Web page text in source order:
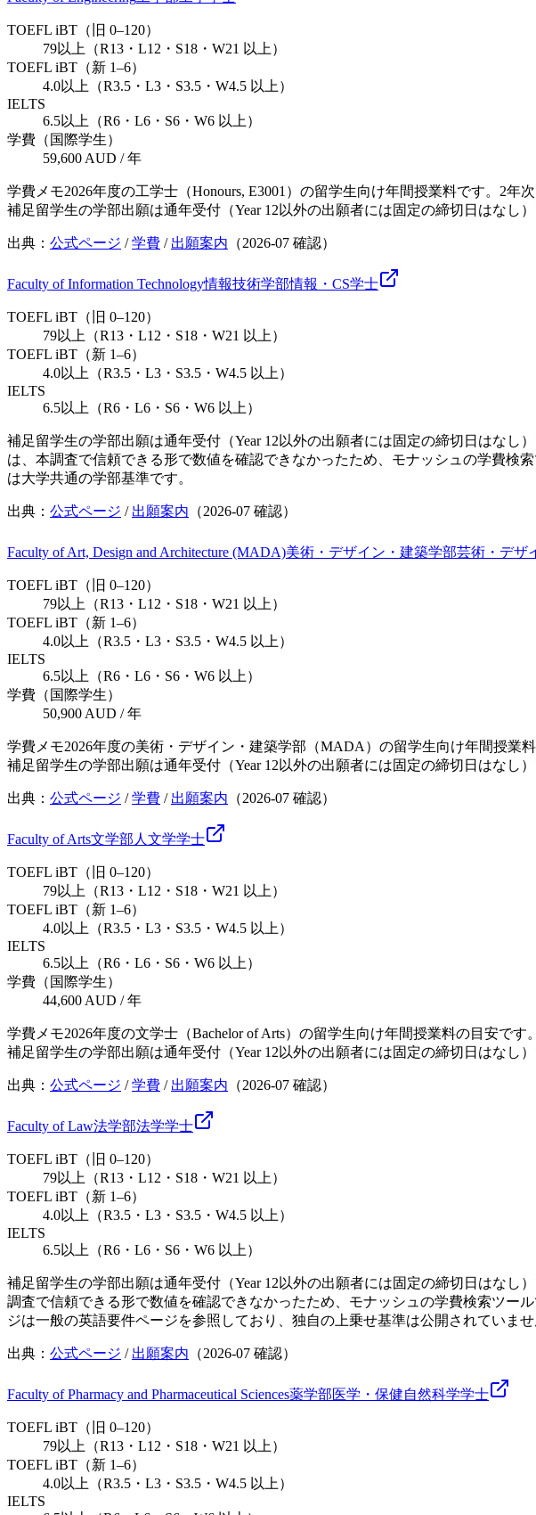
TOEFL iBT（旧 0–120）
79以上（R13・L12・S18・W21 以上）
TOEFL iBT（新 1–6）
4.0以上（R3.5・L3・S3.5・W4.5 以上）
IELTS
6.5以上（R6・L6・S6・W6 以上）
学費（国際学生）
59,600 AUD / 年
学費メモ2026年度の工学士（Honours, E3001）の留学生向け年間授業料です。2年
補足留学生の学部出願は通年受付（Year 12以外の出願者には固定の締切日はなし
出典： 公式ページ /学費 / 出願案内 （2026-07 確認）
Faculty of Information Technology情報技術学部情報・CS学士
TOEFL iBT（旧 0–120）
79以上（R13・L12・S18・W21 以上）
TOEFL iBT（新 1–6）
4.0以上（R3.5・L3・S3.5・W4.5 以上）
IELTS
6.5以上（R6・L6・S6・W6 以上）
補足留学生の学部出願は通年受付（Year 12以外の出願者には固定の締切日はな
は、本調査で信頼できる形で数値を確認できなかったため、モナッシュの学費検
は大学共通の学部基準です。
出典： 公式ページ / 出願案内 （2026-07 確認）
Faculty of Art, Design and Architecture (MADA)美術・デザイン・建築学部芸術・デザ
TOEFL iBT（旧 0–120）
79以上（R13・L12・S18・W21 以上）
TOEFL iBT（新 1–6）
4.0以上（R3.5・L3・S3.5・W4.5 以上）
IELTS
6.5以上（R6・L6・S6・W6 以上）
学費（国際学生）
50,900 AUD / 年
学費メモ2026年度の美術・デザイン・建築学部（MADA）の留学生向け年間授業
補足留学生の学部出願は通年受付（Year 12以外の出願者には固定の締切日はなし
出典： 公式ページ /学費 / 出願案内 （2026-07 確認）
Faculty of Arts文学部 人文学学士
TOEFL iBT（旧 0–120）
79以上（R13・L12・S18・W21 以上）
TOEFL iBT（新 1–6）
4.0以上（R3.5・L3・S3.5・W4.5 以上）
IELTS
6.5以上（R6・L6・S6・W6 以上）
学費（国際学生）
44,600 AUD / 年
学費メモ2026年度の文学士（Bachelor of Arts）の留学生向け年間授業料の目安で
補足留学生の学部出願は通年受付（Year 12以外の出願者には固定の締切日はなし
出典： 公式ページ /学費 / 出願案内 （2026-07 確認）
Faculty of Law法学部法学学士
TOEFL iBT（旧 0–120）
79以上（R13・L12・S18・W21 以上）
TOEFL iBT（新 1–6）
4.0以上（R3.5・L3・S3.5・W4.5 以上）
IELTS
6.5以上（R6・L6・S6・W6 以上）
補足留学生の学部出願は通年受付（Year 12以外の出願者には固定の締切日はな
調査で信頼できる形で数値を確認できなかったため、モナッシュの学費検索ツー
ジは一般の英語要件ページを参照しており、独自の上乗せ基準は公開されていませ
出典： 公式ページ / 出願案内 （2026-07 確認）
Faculty of Pharmacy and Pharmaceutical Sciences薬学部医学・保健自然科学学士
TOEFL iBT（旧 0–120）
79以上（R13・L12・S18・W21 以上）
TOEFL iBT（新 1–6）
4.0以上（R3.5・L3・S3.5・W4.5 以上）
IELTS